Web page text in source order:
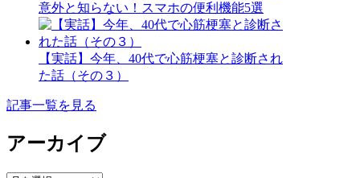
意外と知らない！スマホの便利機能5選
【実話】今年、40代で心筋梗塞と診断され
た話（その３）
記事一覧を見る
アーカイブ